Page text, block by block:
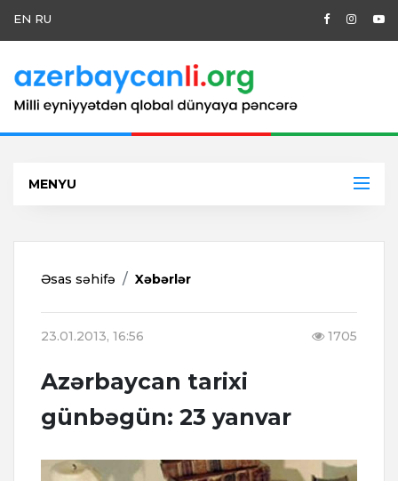
EN RU
MENYU
Əsas səhifə Xəbərlər
23.01.2013, 16:56 1705
Azərbaycan tarixi
günbəgün: 23 yanvar